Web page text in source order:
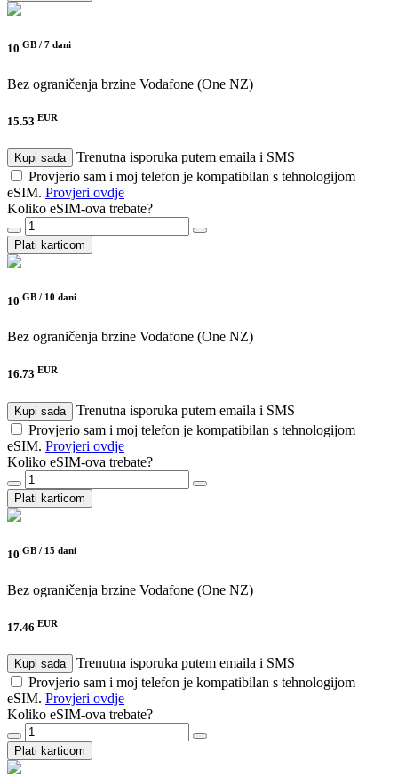
10 GB / 7 dani
Bez ograničenja brzine Vodafone (One NZ)
15.53 EUR
Kupi sada
Trenutna isporuka putem emaila i SMS
Provjerio sam i moj telefon je kompatibilan s tehnologijom
eSIM. Provjeri ovdje
Koliko eSIM-ova trebate?
Plati karticom
10 GB / 10 dani
Bez ograničenja brzine Vodafone (One NZ)
16.73 EUR
Kupi sada
Trenutna isporuka putem emaila i SMS
Provjerio sam i moj telefon je kompatibilan s tehnologijom
eSIM. Provjeri ovdje
Koliko eSIM-ova trebate?
Plati karticom
10 GB / 15 dani
Bez ograničenja brzine Vodafone (One NZ)
17.46 EUR
Kupi sada
Trenutna isporuka putem emaila i SMS
Provjerio sam i moj telefon je kompatibilan s tehnologijom
eSIM. Provjeri ovdje
Koliko eSIM-ova trebate?
Plati karticom